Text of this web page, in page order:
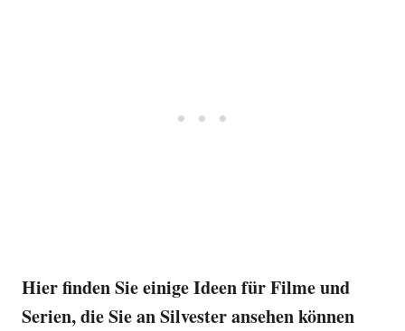
Hier finden Sie einige Ideen für Filme und
Serien, die Sie an Silvester ansehen können